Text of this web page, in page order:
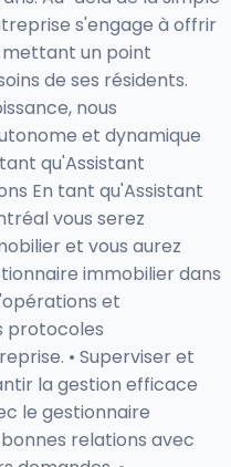
s'engage à offrir
mettant un point
de ses résidents.
nous
et dynamique
qu'Assistant
En tant qu'Assistant
vous serez
et vous aurez
immobilier dans
et
protocoles
• Superviser et
la gestion efficace
le gestionnaire
relations avec